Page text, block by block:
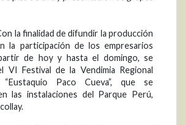
la finalidad de difundir la producción
la participación de los empresarios
de hoy y hasta el domingo, se
VI Festival de la Vendimia Regional
Paco Cueva”, que se
las instalaciones del Parque Perú,